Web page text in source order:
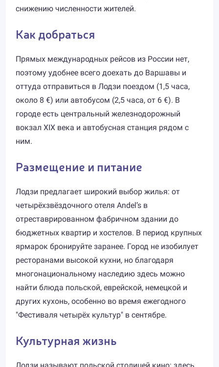
снижению численности жителей.
Как добраться
Прямых международных рейсов из России нет,
поэтому удобнее всего доехать до Варшавы и
оттуда отправиться в Лодзи поездом (1,5 часа,
около 8 €) или автобусом (2,5 часа, от 6 €). В
городе есть центральный железнодорожный
вокзал XIX века и автобусная станция рядом с
ним.
Размещение и питание
Лодзи предлагает широкий выбор жилья: от
четырёхзвёздочного отеля Andel’s в
отреставрированном фабричном здании до
бюджетных квартир и хостелов. В период крупных
ярмарок бронируйте заранее. Город не изобилует
ресторанами высокой кухни, но благодаря
многонациональному наследию здесь можно
найти блюда польской, еврейской, немецкой и
других кухонь, особенно во время ежегодного
"Фестиваля четырёх культур" в сентябре.
Культурная жизнь